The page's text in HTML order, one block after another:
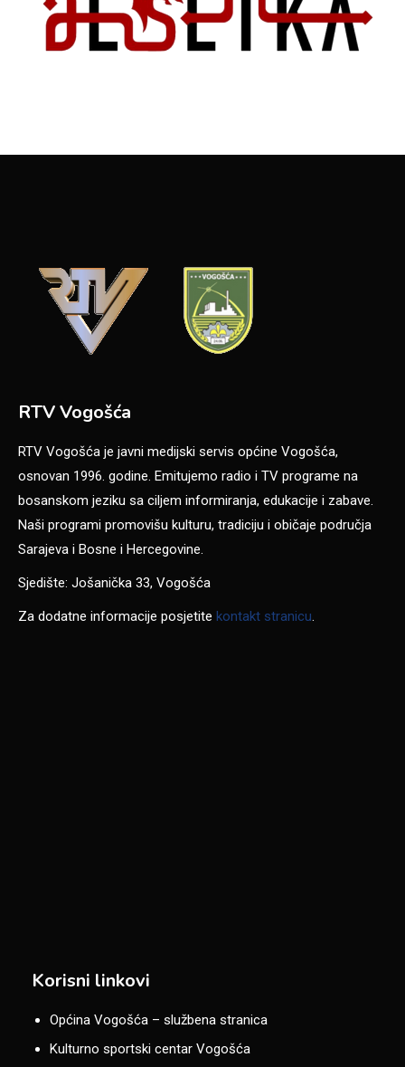
RTV Vogošća
RTV Vogošća je javni medijski servis općine Vogošća,
osnovan 1996. godine. Emitujemo radio i TV programe na
bosanskom jeziku sa ciljem informiranja, edukacije i zabave.
Naši programi promovišu kulturu, tradiciju i običaje područja
Sarajeva i Bosne i Hercegovine.
Sjedište: Jošanička 33, Vogošća
Za dodatne informacije posjetite kontakt stranicu.
Korisni linkovi
Općina Vogošća – službena stranica
Kulturno sportski centar Vogošća